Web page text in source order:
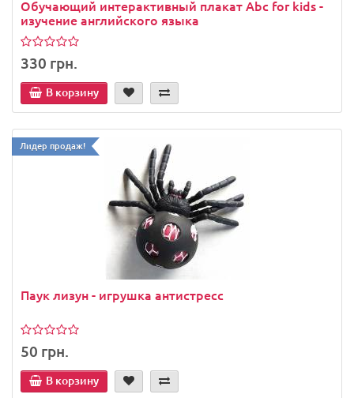
Обучающий интерактивный плакат Abc for kids -
изучение английского языка
330 грн.
В корзину
Лидер продаж!
Паук лизун - игрушка антистресс
50 грн.
В корзину